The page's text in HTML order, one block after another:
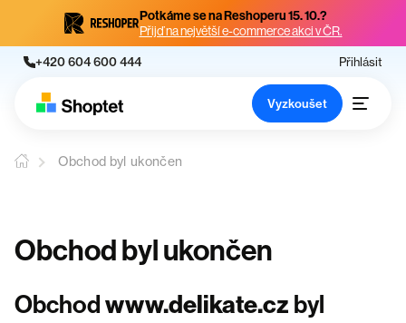
Potkáme se na Reshoperu 15. 10.?
Přijď na největší e-commerce akci v ČR.
+420 604 600 444 Přihlásit
Vyzkoušet
Obchod byl ukončen
Obchod byl ukončen
Obchodwww.delikate.cz byl